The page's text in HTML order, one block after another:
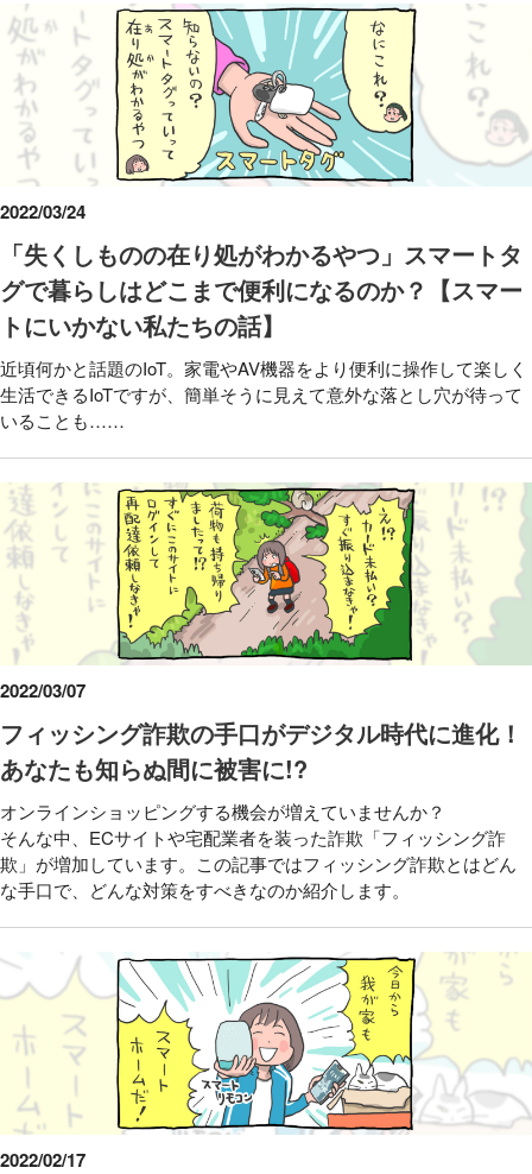
「失くしものの在り処がわかるやつ」スマートタ
グで暮らしはどこまで便利になるのか？【スマー
トにいかない私たちの話】
2022/03/24
近頃何かと話題のIoT。家電やAV機器をより便利に操作して楽しく
生活できるIoTですが、簡単そうに見えて意外な落とし穴が待って
いることも……
フィッシング詐欺の手口がデジタル時代に進化！
あなたも知らぬ間に被害に!?
2022/03/07
オンラインショッピングする機会が増えていませんか？
そんな中、ECサイトや宅配業者を装った詐欺「フィッシング詐
欺」が増加しています。この記事ではフィッシング詐欺とはどん
な手口で、どんな対策をすべきなのか紹介します。
2022/02/17